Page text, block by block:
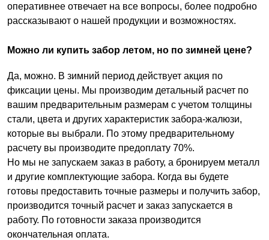
оперативнее отвечает на все вопросы, более подробно
рассказывают о нашей продукции и возможностях.
Можно ли купить забор летом, но по зимней цене?
Да, можно. В зимний период действует акция по
фиксации цены. Мы производим детальный расчет по
вашим предварительным размерам с учетом толщины
стали, цвета и других характеристик забора-жалюзи,
которые вы выбрали. По этому предварительному
расчету вы производите предоплату 70%.
Но мы не запускаем заказ в работу, а бронируем металл
и другие комплектующие забора. Когда вы будете
готовы предоставить точные размеры и получить забор,
производится точный расчет и заказ запускается в
работу. По готовности заказа производится
окончательная оплата.